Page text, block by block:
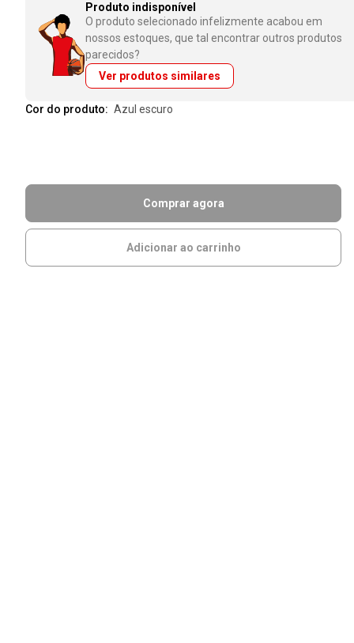
Produto indisponível
O produto selecionado infelizmente acabou em
nossos estoques, que tal encontrar outros produtos
parecidos?
Ver produtos similares
Cor do produto: azul escuro
Comprar agora
Adicionar ao carrinho